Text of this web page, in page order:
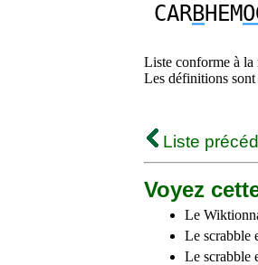
CARBHEM
Liste conforme à
Les définitions
Liste
Voyez
Le
Le scrabble
Le scrabble